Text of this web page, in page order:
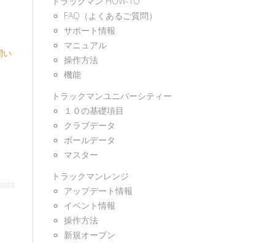
い
FAQ（よくあるご質問）
サポート情報
マニュアル
操作方法
機能
トラックマンユニバーシティー
１０の基礎項目
クラブデータ
ボールデータ
マスター
トラックマンレンジ
アップデート情報
イベント情報
操作方法
新規オープン